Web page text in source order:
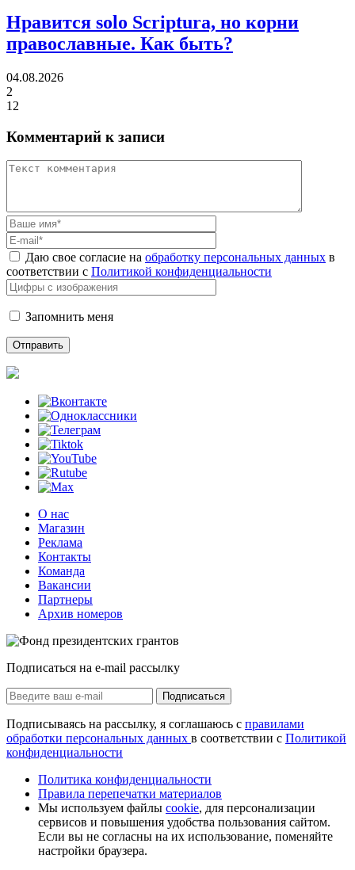
Нравится solo Scriptura, но корни
православные. Как быть?
04.08.2026
2
12
Комментарий к записи
Даю свое согласие на обработку персональных данных в
соответствии с Политикой конфиденциальности
Запомнить меня
О нас
Магазин
Реклама
Контакты
Команда
Вакансии
Партнеры
Архив номеров
Подписаться на e-mail рассылку
Подписаться
Подписываясь на рассылку, я соглашаюсь с правилами
обработки персональных данных в соответствии с Политикой
конфиденциальности
Политика конфиденциальности
Правила перепечатки материалов
Мы используем файлы cookie, для персонализации
сервисов и повышения удобства пользования сайтом.
Если вы не согласны на их использование, поменяйте
настройки браузера.